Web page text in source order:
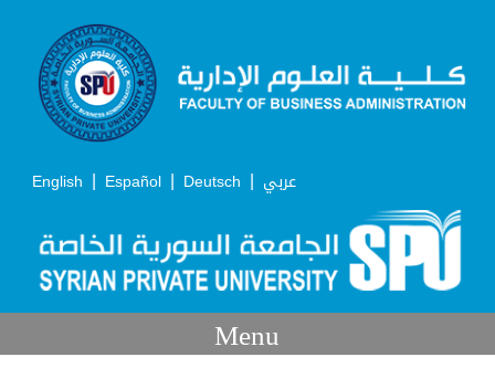
English | Español | Deutsch | عربي
Menu